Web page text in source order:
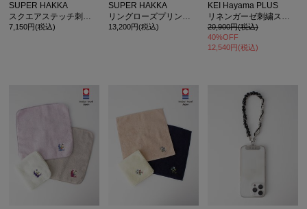
SUPER HAKKA
スクエアステッチ刺繍ウールハンドウォーマー ハンドメイド
7,150円(税込)
SUPER HAKKA
リングローズプリントウールストール
13,200円(税込)
KEI Hayama PLUS
リネンガーゼ刺繍ストール
20,900円(税込)
40%OFF
12,540円(税込)